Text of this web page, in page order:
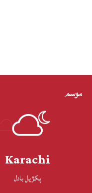
موسم
Karachi
پکڙيل بادل